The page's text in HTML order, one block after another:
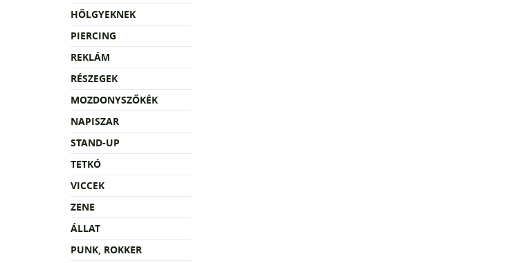
HÖLGYEKNEK
PIERCING
REKLÁM
RÉSZEGEK
MOZDONYSZŐKÉK
NAPISZAR
STAND-UP
TETKÓ
VICCEK
ZENE
ÁLLAT
PUNK, ROKKER